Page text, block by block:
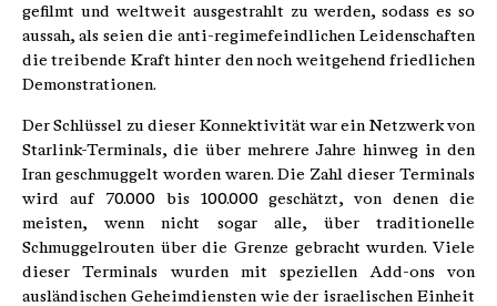
gefilmt und weltweit ausgestrahlt zu werden, sodass es so
aussah, als seien die anti-regimefeindlichen Leidenschaften
die treibende Kraft hinter den noch weitgehend friedlichen
Demonstrationen.
Der Schlüssel zu dieser Konnektivität war ein Netzwerk von
Starlink-Terminals, die über mehrere Jahre hinweg in den
Iran geschmuggelt worden waren. Die Zahl dieser Terminals
wird auf 70.000 bis 100.000 geschätzt, von denen die
meisten, wenn nicht sogar alle, über traditionelle
Schmuggelrouten über die Grenze gebracht wurden. Viele
dieser Terminals wurden mit speziellen Add-ons von
ausländischen Geheimdiensten wie der israelischen Einheit